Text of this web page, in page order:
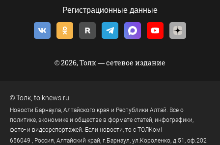
Регистрационные данные
© 2026, Толк — сетевое издание
©Толк, tolknews.ru
Новости Барнаула, Алтайского края и Республики Алтай. Все о
политике, экономике и обществе в формате статей, инфографики,
фото- и видеорепортажей. Если новости, то с ТОЛКом!
656049 , Россия, Алтайский край, г.Барнаул, ул.Короленко, д.51, оф.202